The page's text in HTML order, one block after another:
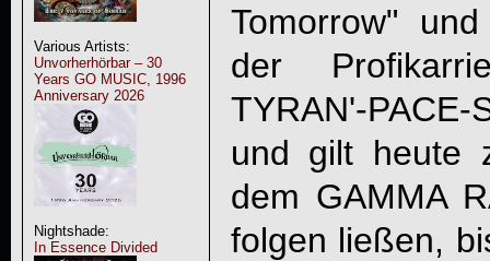
Various Artists:
Unvorherhörbar – 30
Years GO MUSIC, 1996
Anniversary 2026
Nightshade:
In Essence Divided
Tomorrow"
der
TYRAN'-PACE-
und gilt heute
dem GAMMA
folgen ließen,